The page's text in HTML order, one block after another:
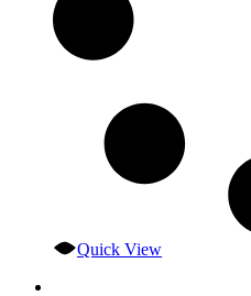
Quick View